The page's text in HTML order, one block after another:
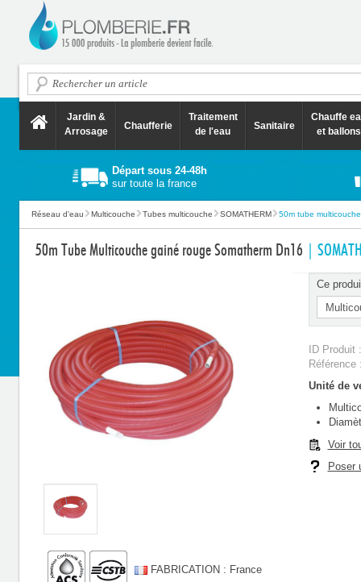
Jardin &
Arrosage
Chaufferie
Traitement
de l'eau
Sanitaire
Chauffe
et ballons
Départ sous 24-48h
sur toute la france
Réseau d'eau Multicouche Tubes multicouche SOMATHERM 50m tube
50m Tube Multicouche gainé rouge Somatherm Dn16 |
FABRICATION : France
Ce
ID Produit
Unité de
Voir
Poser